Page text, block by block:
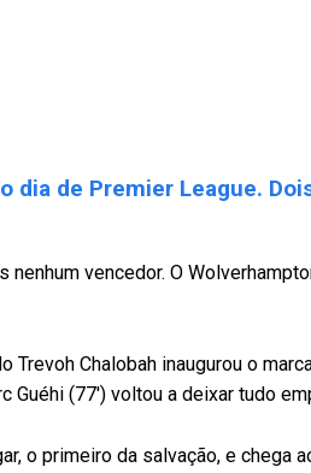
dia de Premier League.
vencedor. O
Chalobah inaugurou o
Guéhi (77′) voltou a deixar tudo
o primeiro da salvação, e chega